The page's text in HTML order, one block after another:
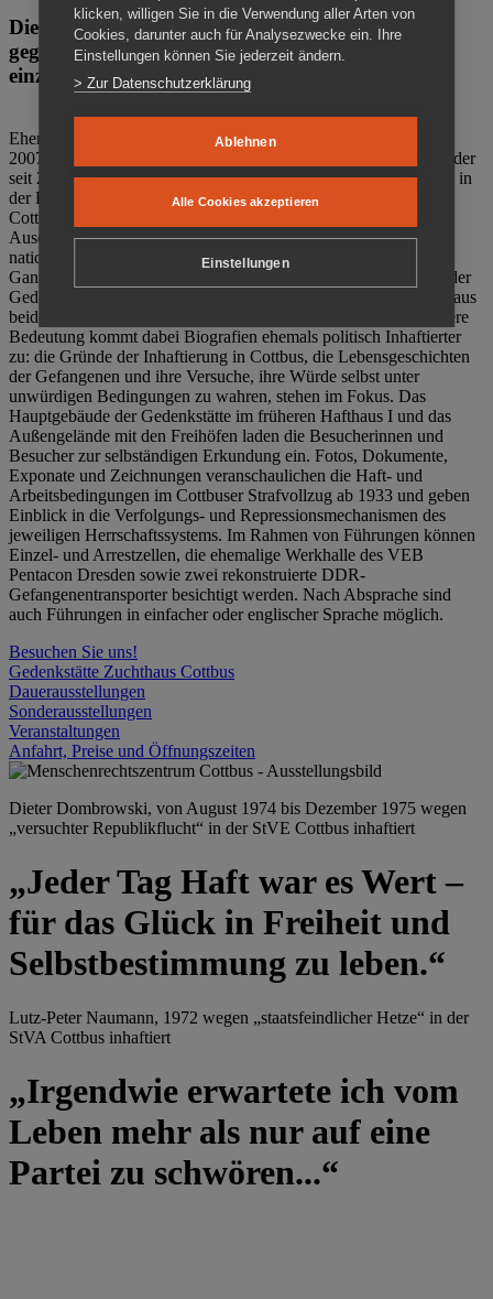
Die Gedenkstätte Zuchthaus Cottbus ist ein Ort
gegen das Vergessen. Anschaulich, nah und
einzigartig.
Ehemalige politische Häftlinge der DDR gründeten im Oktober
2007 den Verein Menschenrechtszentrum Cottbus e. V. (MRZ), der
seit 2011 Eigentümer des ehemaligen Gefängnisses (1860-2002) in
der Bautzener Straße und Träger der Gedenkstätte Zuchthaus
Cottbus ist. Im Zentrum der Arbeit der Gedenkstätte steht die
Auseinandersetzung mit politischem Unrecht während der
nationalsozialistischen Terrorherrschaft und der SED-Diktatur.
Ganzjährig zeigen mehrere Dauer- und Sonderausstellungen in der
Gedenkstätte Zuchthaus Cottbus Beispiele politischen Unrechts aus
beiden deutschen Diktaturen des 20. Jahrhunderts. Eine besondere
Bedeutung kommt dabei Biografien ehemals politisch Inhaftierter
zu: die Gründe der Inhaftierung in Cottbus, die Lebensgeschichten
der Gefangenen und ihre Versuche, ihre Würde selbst unter
unwürdigen Bedingungen zu wahren, stehen im Fokus. Das
Hauptgebäude der Gedenkstätte im früheren Hafthaus I und das
Außengelände mit den Freihöfen laden die Besucherinnen und
Besucher zur selbständigen Erkundung ein. Fotos, Dokumente,
Exponate und Zeichnungen veranschaulichen die Haft- und
Arbeitsbedingungen im Cottbuser Strafvollzug ab 1933 und geben
Einblick in die Verfolgungs- und Repressionsmechanismen des
jeweiligen Herrschaftssystems. Im Rahmen von Führungen können
Einzel- und Arrestzellen, die ehemalige Werkhalle des VEB
Pentacon Dresden sowie zwei rekonstruierte DDR-
Gefangenentransporter besichtigt werden. Nach Absprache sind
auch Führungen in einfacher oder englischer Sprache möglich.
Besuchen Sie uns!
Gedenkstätte Zuchthaus Cottbus
Dauerausstellungen
Sonderausstellungen
Veranstaltungen
Anfahrt, Preise und Öffnungszeiten
Dieter Dombrowski, von August 1974 bis Dezember 1975 wegen
„versuchter Republikflucht“ in der StVE Cottbus inhaftiert
„Jeder Tag Haft war es Wert –
für das Glück in Freiheit und
Selbstbestimmung zu leben.“
Lutz-Peter Naumann, 1972 wegen „staatsfeindlicher Hetze“ in der
StVA Cottbus inhaftiert
„Irgendwie erwartete ich vom
Leben mehr als nur auf eine
Partei zu schwören...“
klicken, willigen Sie in die Verwendung aller Arten von
Cookies, darunter auch für Analysezwecke ein. Ihre
Einstellungen können Sie jederzeit ändern.
> Zur Datenschutzerklärung
Ablehnen
Alle Cookies akzeptieren
Einstellungen